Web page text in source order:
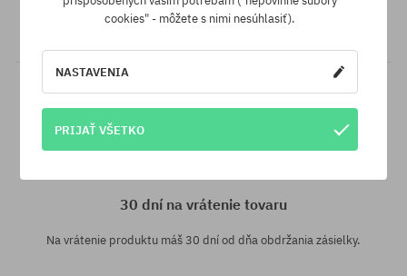
inom e-shope a s nižšou cenou - špeciálne pre Teba znížime jeho
cenu!
30 dní na vrátenie tovaru
Na vrátenie produktu máš 30 dní od dňa obdržania zásielky.
cookies" - môžete s nimi nesúhlasiť).
NASTAVENIA
PRIJAŤ VŠETKO